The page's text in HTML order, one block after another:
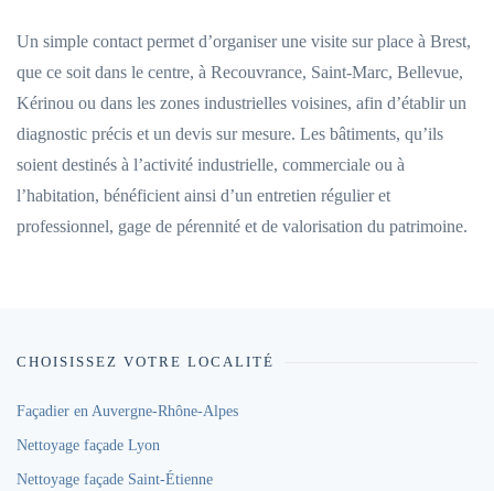
Un simple contact permet d’organiser une visite sur place à Brest,
que ce soit dans le centre, à Recouvrance, Saint-Marc, Bellevue,
Kérinou ou dans les zones industrielles voisines, afin d’établir un
diagnostic précis et un devis sur mesure. Les bâtiments, qu’ils
soient destinés à l’activité industrielle, commerciale ou à
l’habitation, bénéficient ainsi d’un entretien régulier et
professionnel, gage de pérennité et de valorisation du patrimoine.
CHOISISSEZ VOTRE LOCALITÉ
Façadier en Auvergne-Rhône-Alpes
Nettoyage façade Lyon
Nettoyage façade Saint-Étienne